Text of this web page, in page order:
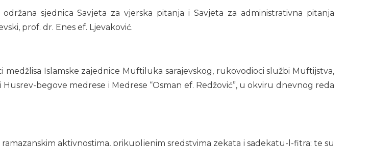
sjednica Savjeta za vjerska pitanja i Savjeta za administrativna pitanja
prof. dr. Enes ef. Ljevaković.
medžlisa Islamske zajednice Muftiluka sarajevskog, rukovodioci službi Muftijstva,
begove medrese i Medrese “Osman ef. Redžović”, u okviru dnevnog reda
aktivnostima, prikupljenim sredstvima zekata i sadekatu-l-fitra; te su